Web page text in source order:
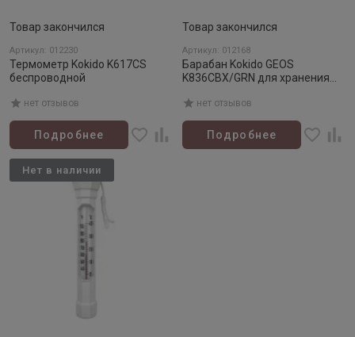
Товар закончился
Артикул: 012230
Термометр Kokido K617CS
беспроводной
нет отзывов
Подробнее
Товар закончился
Артикул: 012168
Барабан Kokido GEOS
K836CBX/GRN для хранения
нет отзывов
Подробнее
Нет в наличии